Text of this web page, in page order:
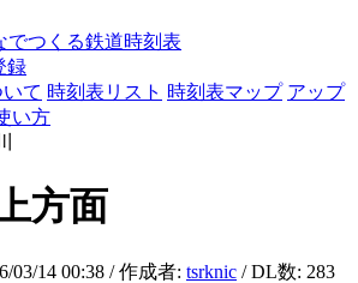
でつくる鉄道時刻表
録
て 時刻表リスト 時刻表マップ アップ
い方
方面
03/14 00:38 / 作成者: tsrknic / DL数: 283